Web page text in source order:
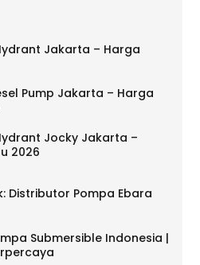
Jakarta – Harga
Pump Jakarta – Harga
Jocky Jakarta –
2026
Distributor Pompa Ebara
Submersible Indonesia |